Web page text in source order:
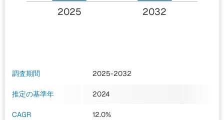
2025 2032
調査期間 2025-2032
推定の基準年 2024
CAGR
12.0%